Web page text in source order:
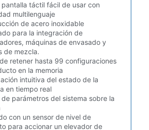
pantalla táctil fácil de usar con
multilenguaje
de acero inoxidable
para la integración de
máquinas de envasado y
de mezcla.
retener hasta 99 configuraciones
en la memoria
intuitiva del estado de la
en tiempo real
de parámetros del sistema sobre la
con un sensor de nivel de
para accionar un elevador de